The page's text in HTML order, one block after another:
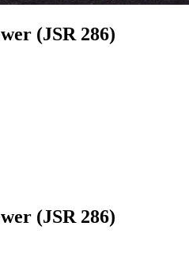
(JSR 286)
(JSR 286)